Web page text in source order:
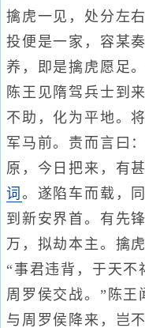
擒虎一见，处分左
投便是一家，容某
养，即是擒虎愿足
陈王见隋驾兵士到
不助，化为平地。
军马前。责而言曰
原，今日把来，有
词 。遂陷车而载，
到新安界首。有先
万，拟劫本主。擒
“事君违背，于天
周罗侯交战。”陈王
与周罗侯降来，岂